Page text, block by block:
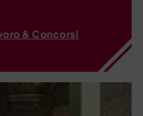
& Concorsi